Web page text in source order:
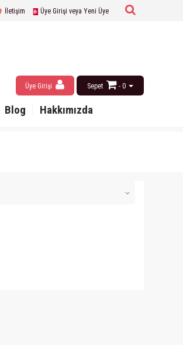
İletişim Üye Girişi veya Yeni Üye
Sepet - 0
Üye Girişi
Blog Hakkımızda
‹